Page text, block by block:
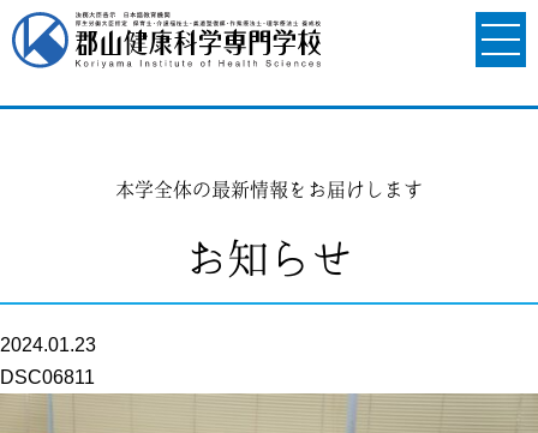
本学全体の最新情報をお届けします
お知らせ
2024.01.23
DSC06811